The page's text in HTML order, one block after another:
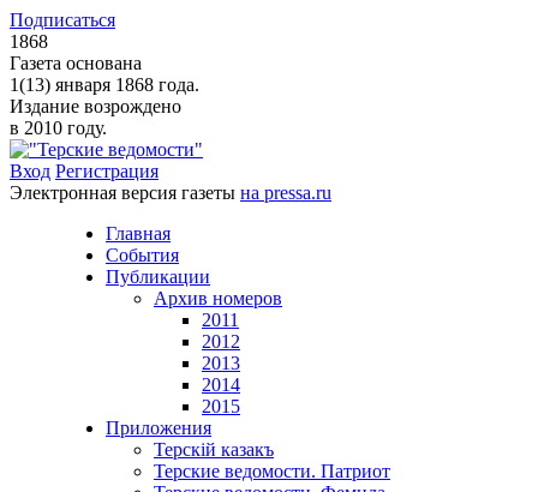
Подписаться
1868
Газета основана
1(13) января 1868 года.
Издание возрождено
в 2010 году.
Вход Регистрация
Электронная версия газеты на pressa.ru
Главная
События
Публикации
Архив номеров
2011
2012
2013
2014
2015
Приложения
Терскiй казакъ
Терские ведомости. Патриот